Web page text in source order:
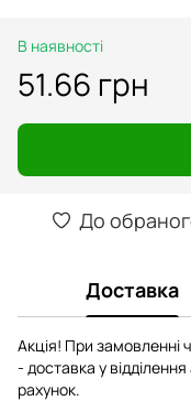
В наявності
51.66 грн
До
Доставка
Акція! При замовленні
- доставка у
рахунок.